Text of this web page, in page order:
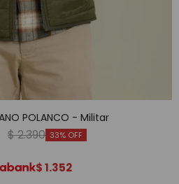
POLANCO - Militar
$2.390 33
$1.352